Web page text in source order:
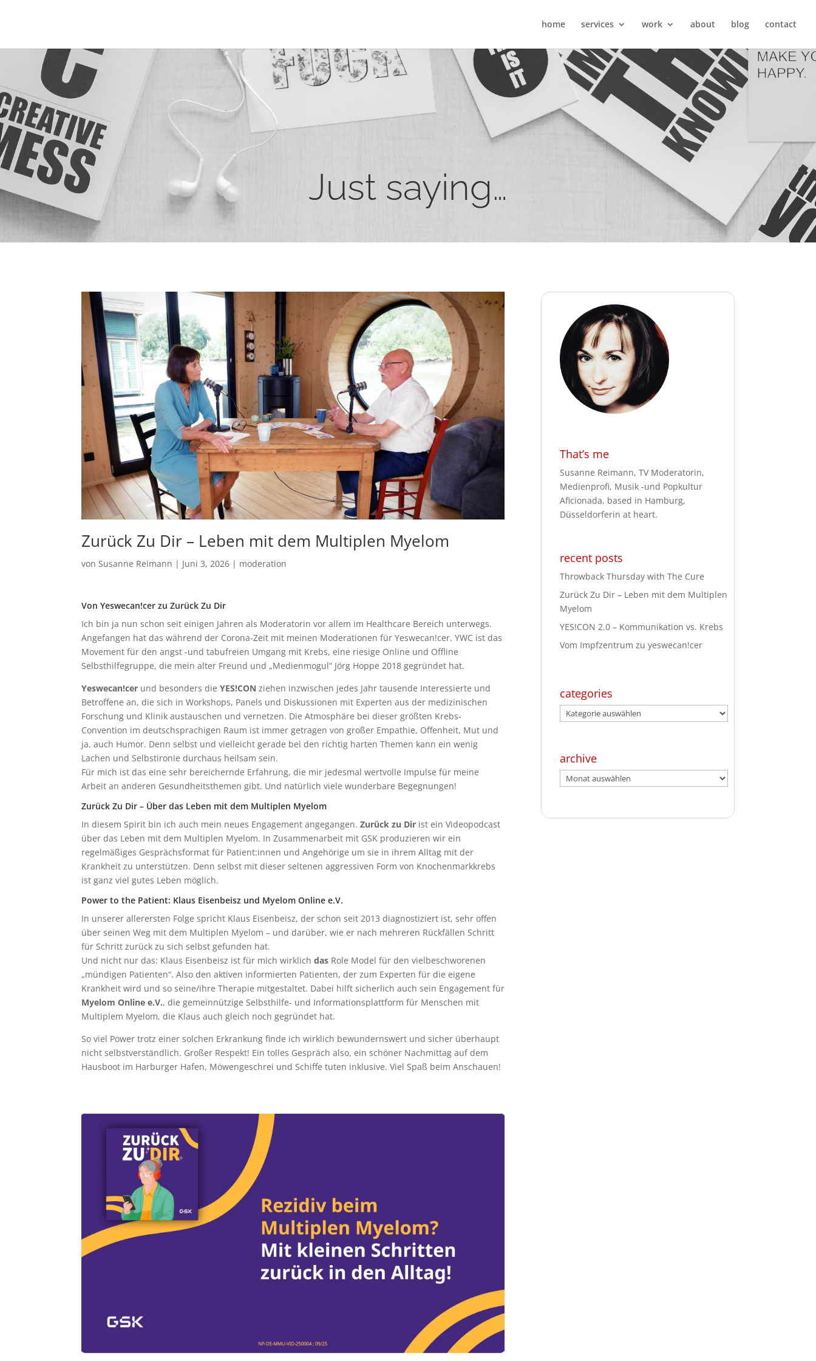
home services work about blog contact
Just saying…
Zurück Zu Dir – Leben mit dem Multiplen Myelom
vonSusanne Reimann | Juni 3, 2026 | moderation
Von Yeswecan!cer zu Zurück Zu Dir
Ich bin ja nun schon seit einigen Jahren als Moderatorin vor allem im Healthcare Bereich unterwegs.
Angefangen hat das während der Corona-Zeit mit meinen Moderationen für Yeswecan!cer. YWC ist das
Movement für den angst -und tabufreien Umgang mit Krebs, eine riesige Online und Offline
Selbsthilfegruppe, die mein alter Freund und „Medienmogul“ Jörg Hoppe 2018 gegründet hat.
Yeswecan!cer und besonders dieYES!CON ziehen inzwischen jedes Jahr tausende Interessierte und
Betroffene an, die sich in Workshops, Panels und Diskussionen mit Experten aus der medizinischen
Forschung und Klinik austauschen und vernetzen. Die Atmosphäre bei dieser größten Krebs-
Convention im deutschsprachigen Raum ist immer getragen von großer Empathie, Offenheit, Mut und
ja, auch Humor. Denn selbst und vielleicht gerade bei den richtig harten Themen kann ein wenig
Lachen und Selbstironie durchaus heilsam sein.
Für mich ist das eine sehr bereichernde Erfahrung, die mir jedesmal wertvolle Impulse für meine
Arbeit an anderen Gesundheitsthemen gibt. Und natürlich viele wunderbare Begegnungen!
Zurück Zu Dir – Über das Leben mit dem Multiplen Myelom
In diesem Spirit bin ich auch mein neues Engagement angegangen.Zurück zu Dir ist ein Videopodcast
über das Leben mit dem Multiplen Myelom. In Zusammenarbeit mit GSK produzieren wir ein
regelmäßiges Gesprächsformat für Patient:innen und Angehörige um sie in ihrem Alltag mit der
Krankheit zu unterstützen. Denn selbst mit dieser seltenen aggressiven Form von Knochenmarkkrebs
ist ganz viel gutes Leben möglich.
Power to the Patient: Klaus Eisenbeisz und Myelom Online e.V.
In unserer allerersten Folge spricht Klaus Eisenbeisz, der schon seit 2013 diagnostiziert ist, sehr offen
über seinen Weg mit dem Multiplen Myelom – und darüber, wie er nach mehreren Rückfällen Schritt
für Schritt zurück zu sich selbst gefunden hat.
Und nicht nur das: Klaus Eisenbeisz ist für mich wirklichdas Role Model für den vielbeschworenen
„mündigen Patienten“. Also den aktiven informierten Patienten, der zum Experten für die eigene
Krankheit wird und so seine/ihre Therapie mitgestaltet. Dabei hilft sicherlich auch sein Engagement für
Myelom Online e.V., die gemeinnützige Selbsthilfe- und Informationsplattform für Menschen mit
Multiplem Myelom, die Klaus auch gleich noch gegründet hat.
So viel Power trotz einer solchen Erkrankung finde ich wirklich bewundernswert und sicher überhaupt
nicht selbstverständlich. Großer Respekt! Ein tolles Gespräch also, ein schöner Nachmittag auf dem
Hausboot im Harburger Hafen, Möwengeschrei und Schiffe tuten inklusive. Viel Spaß beim Anschauen!
That’s me
Susanne Reimann, TV Moderatorin,
Medienprofi, Musik -und Popkultur
Aficionada, based in Hamburg,
Düsseldorferin at heart.
recent posts
Throwback Thursday with The Cure
Zurück Zu Dir – Leben mit dem Multiplen
Myelom
YES!CON 2.0 – Kommunikation vs. Krebs
Vom Impfzentrum zu yeswecan!cer
categories
categories
archive
archive